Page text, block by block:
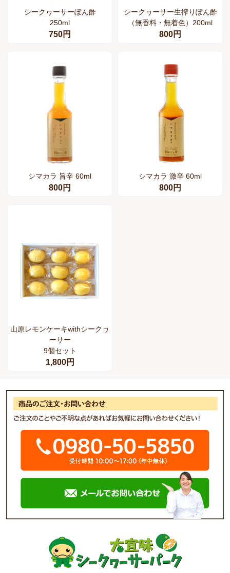
シークヮーサーぽん酢
250ml
750円
シークヮーサー生搾りぽん酢
（無香料・無着色）200ml
800円
シマカラ 旨辛 60ml
800円
シマカラ 激辛 60ml
800円
山原レモンケーキwithシークヮ
ーサー
9個セット
1,800円